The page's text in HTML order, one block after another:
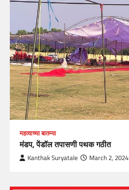
महत्वाच्या बातम्या
मंडप, पेंडॉल तपासणी पथक गठीत
Kanthak Suryatale March 2, 2024